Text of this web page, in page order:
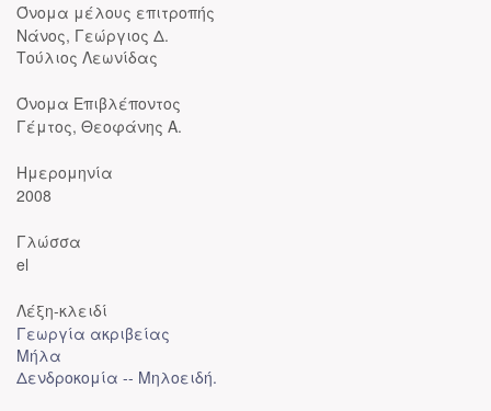
Όνομα μέλους επιτροπής
Νάνος, Γεώργιος Δ.
Τούλιος Λεωνίδας
Όνομα Επιβλέποντος
Γέμτος, Θεοφάνης Α.
Ημερομηνία
2008
Γλώσσα
el
Λέξη-κλειδί
Γεωργία ακριβείας
Μήλα
Δενδροκομία -- Μηλοειδή.